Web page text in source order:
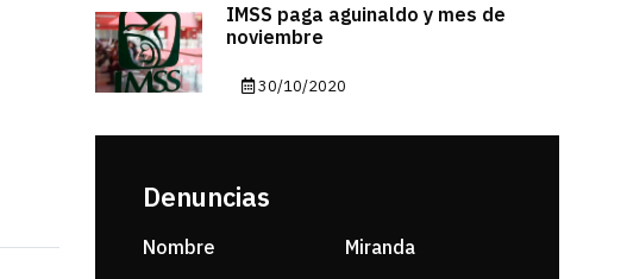
IMSS paga aguinaldo y mes de
noviembre
30/10/2020
Denuncias
Nombre Miranda